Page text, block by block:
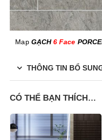
Map GẠCH6 Face
THÔNG TIN BỔ
CÓ THỂ BẠN THÍCH…